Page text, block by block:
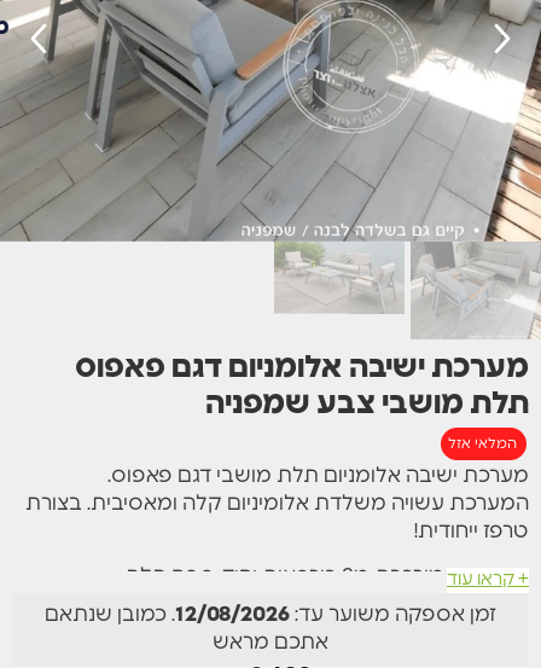
מערכת ישיבה אלומניום דגם פאפוס
תלת מושבי צבע שמפניה
המלאי אזל
מערכת ישיבה אלומניום תלת מושבי דגם פאפוס.
המערכת עשויה משלדת אלומיניום קלה ומאסיבית. בצורת
טרפז ייחודית!
המערכת מורכבת מ2 כורסאות יחיד, ספה תלת
מושבית,שולחן קפה תואם +
כריות עבות ורכות במיוחד המספקות חוויית ישיבה מפנקת
+ קראו עוד
זמן אספקה משוער עד: 12/08/2026. כמובן שנתאם
אתכם מראש